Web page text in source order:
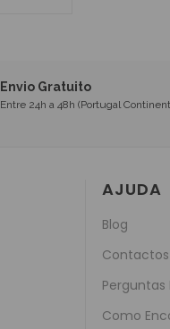
Envio Gratuito
Entre 24h a 48h (Portugal
AJUDA
Blog
Contactos
Perguntas
Como